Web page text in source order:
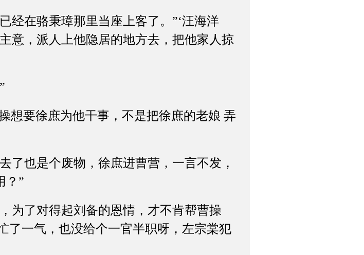
在骆秉璋那里当座上客了。”‘汪海洋
意，派人上他隐居的地方去，把他家人掠
要徐庶为他干事，不是把徐庶的老娘 弄
也是个废物，徐庶进曹营，一言不发，
？”
了对得起刘备的恩情，才不肯帮曹操
了一气，也没给个一官半职呀，左宗棠犯